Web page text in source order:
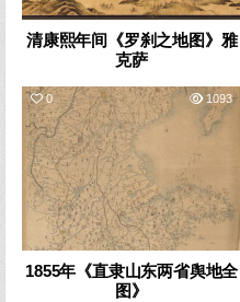
清康熙年间《罗刹之地图》雅
克萨
0 1093
1855年《直隶山东两省舆地全
图》